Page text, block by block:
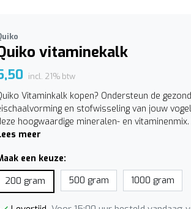
vitaminekalk
incl. 21% btw
Vitaminkalk kopen? Ondersteun de
en stofwisseling van jouw
hoogwaardige mineralen- en vitaminenmix.
meer
een keuze:
200 gram
500 gram 1000 gram